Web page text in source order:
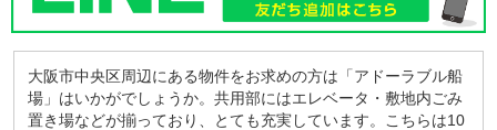
大阪市中央区周辺にある物件をお求めの方は「アドーラブル船
場」はいかがでしょうか。共用部にはエレベータ・敷地内ごみ
置き場などが揃っており、とても充実しています。こちらは10